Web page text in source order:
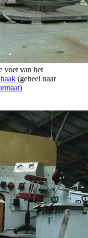
voet van het
(geheel naar
)